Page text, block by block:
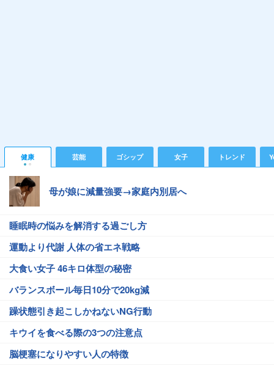
健康 芸能 ゴシップ 女子 トレンド
母が娘に減量強要→家庭内別居へ
睡眠時の悩みを解消する過ごし方
運動より代謝 人体の省エネ戦略
大食い女子 46キロ体型の秘密
バランスボール毎日10分で20kg減
躁状態引き起こしかねないNG行動
キウイを食べる際の3つの注意点
脳梗塞になりやすい人の特徴